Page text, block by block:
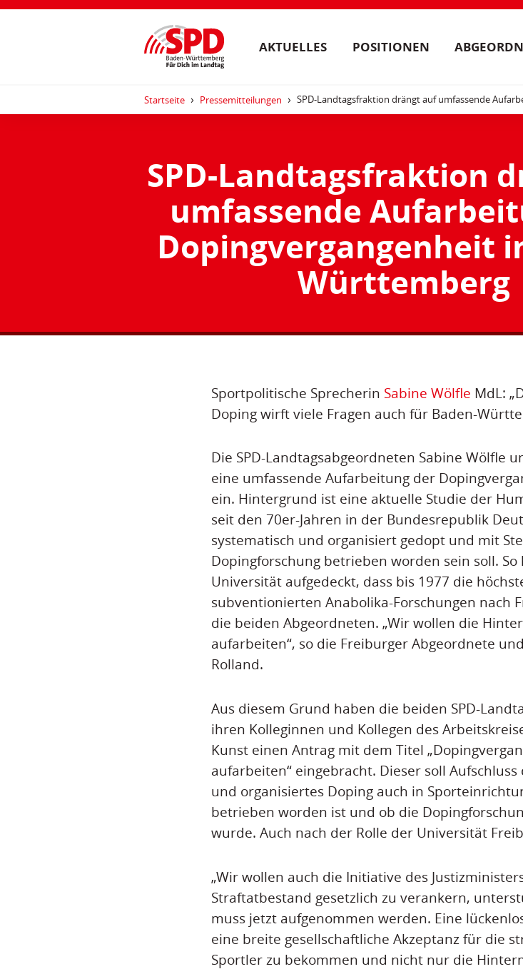
AKTUELLES POSITIONEN
Startseite Pressemitteilungen SPD-Landtagsfraktion drängt auf umfassende
SPD-Landtagsfraktion
umfassende
Dopingvergangenheit
Württemberg
Sportpolitische Sprecherin Sabine Wölfle MdL:
Doping wirft viele Fragen auch für Baden-
Die SPD-Landtagsabgeordneten Sabine Wölfle
eine umfassende Aufarbeitung der
ein. Hintergrund ist eine aktuelle Studie der
seit den 70er-Jahren in der Bundesrepublik
systematisch und organisiert gedopt und mit
Dopingforschung betrieben worden sein soll.
Universität aufgedeckt, dass bis 1977 die
subventionierten Anabolika-Forschungen nach
die beiden Abgeordneten. „Wir wollen die
aufarbeiten“, so die Freiburger Abgeordnete
Rolland.
Aus diesem Grund haben die beiden SPD-
ihren Kolleginnen und Kollegen des
Kunst einen Antrag mit dem Titel
aufarbeiten“ eingebracht. Dieser soll
und organisiertes Doping auch in
betrieben worden ist und ob die
wurde. Auch nach der Rolle der Universität
„Wir wollen auch die Initiative des
Straftatbestand gesetzlich zu verankern,
muss jetzt aufgenommen werden. Eine
eine breite gesellschaftliche Akzeptanz für die
Sportler zu bekommen und nicht nur die